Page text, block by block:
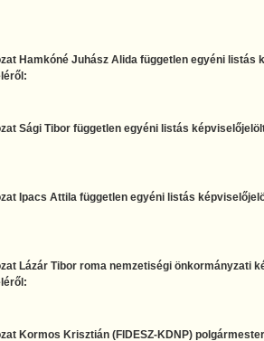
Hamkóné Juhász Alida független egyéni listás
Sági Tibor független egyéni listás
Ipacs Attila független egyéni listás
Lázár Tibor roma nemzetiségi önkormányzati
Kormos Krisztián (FIDESZ-KDNP)